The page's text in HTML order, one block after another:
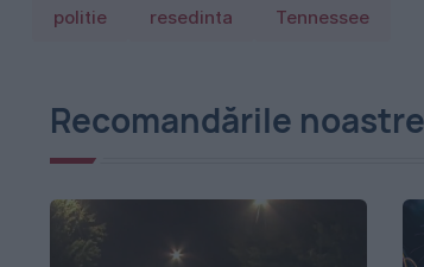
politie resedinta Tennessee
Recomandările noastre